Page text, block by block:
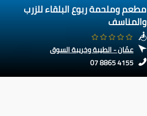
مطعم وملحمة ربوع البلقاء للزرب
والمناسف
عمّان - الطيبة وخريبة السوق
07 8865 4155